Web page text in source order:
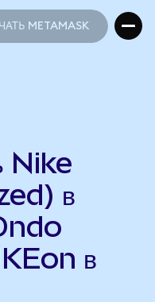
METAMASK
Nike
в
в